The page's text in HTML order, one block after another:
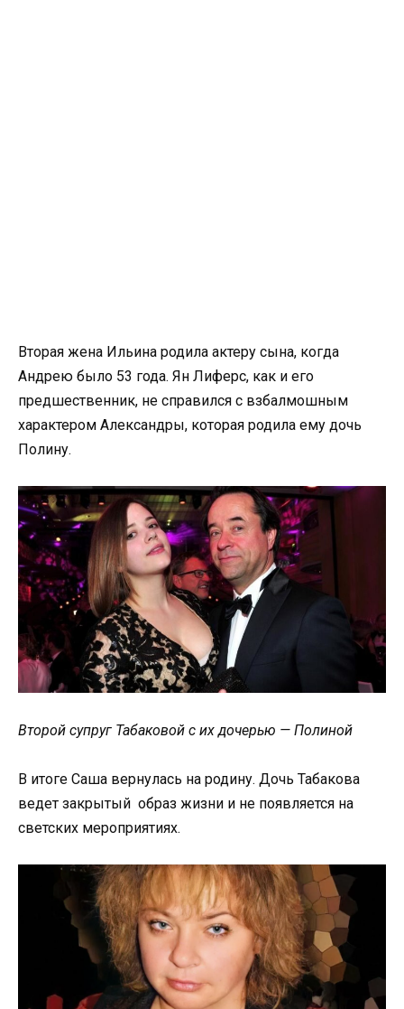
Вторая жена Ильина родила актеру сына, когда
Андрею было 53 года. Ян Лиферс, как и его
предшественник, не справился с взбалмошным
характером Александры, которая родила ему дочь
Полину.
Второй супруг Табаковой с их дочерью — Полиной
В итоге Саша вернулась на родину. Дочь Табакова
ведет закрытый образ жизни и не появляется на
светских мероприятиях.